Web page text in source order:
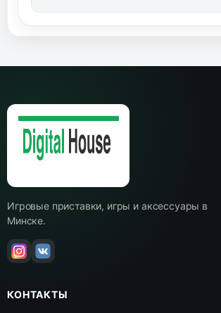
Игровые приставки, игры и аксессуары в
Минске.
КОНТАКТЫ